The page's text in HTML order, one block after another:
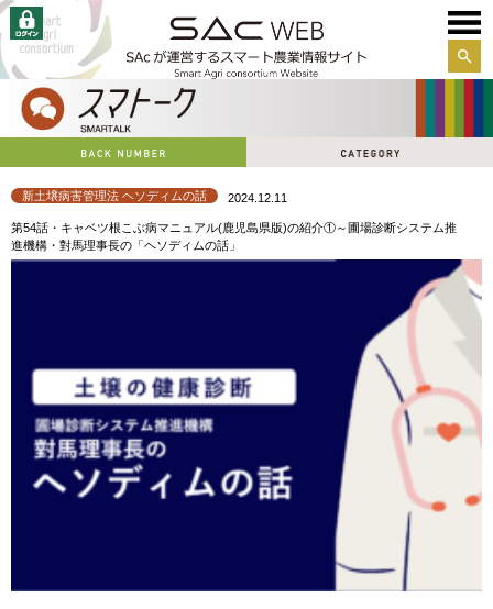
サイ
新土壌病害管理法 ヘソディムの話 2024.12.11
第54話・キャベツ根こぶ病マニュアル(鹿児島県版)の紹介①～圃場診断システム推
進機構・對馬理事長の「ヘソディムの話」